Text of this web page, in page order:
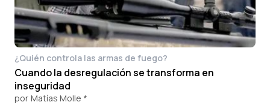
¿Quién controla las armas de fuego?
Cuando la desregulación se transforma en
inseguridad
por Matías Molle *